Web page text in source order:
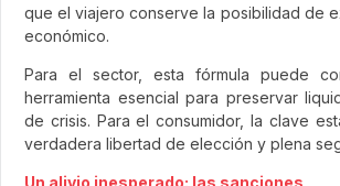
que el viajero conserve la posibilidad de
económico.
Para el sector, esta fórmula puede
herramienta esencial para preservar
de crisis. Para el consumidor, la clave
verdadera libertad de elección y plena
Un alivio inesperado: las sanciones